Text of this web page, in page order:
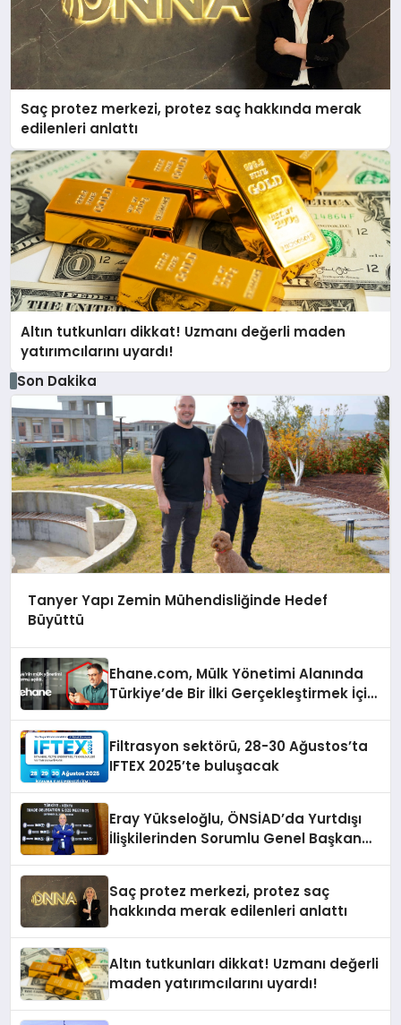
Saç protez merkezi, protez saç hakkında merak
edilenleri anlattı
Altın tutkunları dikkat! Uzmanı değerli maden
yatırımcılarını uyardı!
Son Dakika
Tanyer Yapı Zemin Mühendisliğinde Hedef
Büyüttü
Ehane.com, Mülk Yönetimi Alanında
Türkiye’de Bir İlki Gerçekleştirmek İçin
Filtrasyon sektörü, 28-30 Ağustos’ta
IFTEX 2025’te buluşacak
Eray Yükseloğlu, ÖNSİAD’da Yurtdışı
İlişkilerinden Sorumlu Genel Başkan
Saç protez merkezi, protez saç
hakkında merak edilenleri anlattı
Altın tutkunları dikkat! Uzmanı değerli
maden yatırımcılarını uyardı!